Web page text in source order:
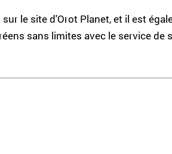
le site d'Orot Planet, et il est
sans limites avec le service de